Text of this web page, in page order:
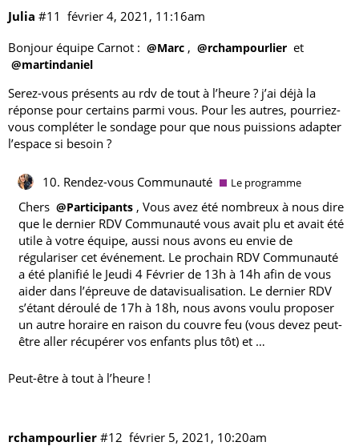
Julia février 4, 2021, 11:16am
#11
Bonjour équipe Carnot : @Marc , @rchampourlier et
@martindaniel
Serez-vous présents au rdv de tout à l’heure ? j’ai déjà la
réponse pour certains parmi vous. Pour les autres, pourriez-
vous compléter le sondage pour que nous puissions adapter
l’espace si besoin ?
10. Rendez-vous Communauté Le programme
Chers @Participants , Vous avez été nombreux à nous dire
que le dernier RDV Communauté vous avait plu et avait été
utile à votre équipe, aussi nous avons eu envie de
régulariser cet événement. Le prochain RDV Communauté
a été planifié le Jeudi 4 Février de 13h à 14h afin de vous
aider dans l’épreuve de datavisualisation. Le dernier RDV
s’étant déroulé de 17h à 18h, nous avons voulu proposer
un autre horaire en raison du couvre feu (vous devez peut-
être aller récupérer vos enfants plus tôt) et …
Peut-être à tout à l’heure !
rchampourlier février 5, 2021, 10:20am
#12